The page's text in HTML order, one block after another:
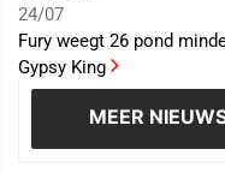
24/07
Fury weegt 26 pond
Gypsy King
MEER